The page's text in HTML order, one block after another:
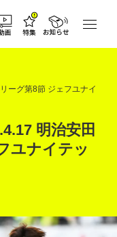
ーグ第8節 ジェフユナイ
明治安田
ユナイテッ